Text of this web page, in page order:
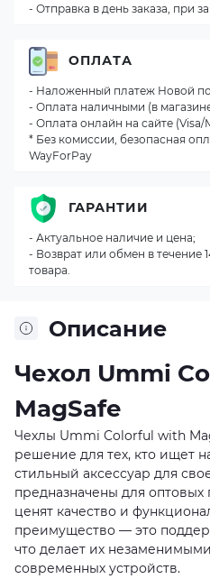
Описание
Чехол Ummi
MagSafe
Чехлы Ummi Colorful with
решение для тех, кто ищет
стильный аксессуар для
предназначены для оптовых
ценят качество и
преимущество — это
что делает их
современных устройств.
- Отправка в день заказа, при
ОПЛАТА
- Наложенный платеж Новой
- Оплата наличными (в
- Оплата онлайн на сайте (Visa/
* Без комиссии, безопасная
WayForPay
ГАРАНТИИ
- Актуальное наличие и цена;
- Возврат или обмен в течение
товара.